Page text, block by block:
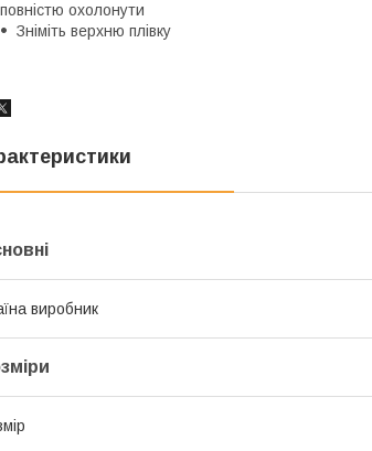
повністю охолонути
Зніміть верхню плівку
виробник